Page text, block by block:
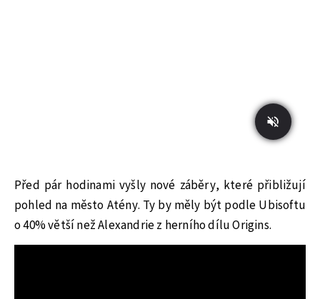
Před pár hodinami vyšly nové záběry, které přibližují
pohled na město Atény. Ty by měly být podle Ubisoftu
o 40% větší než Alexandrie z herního dílu Origins.